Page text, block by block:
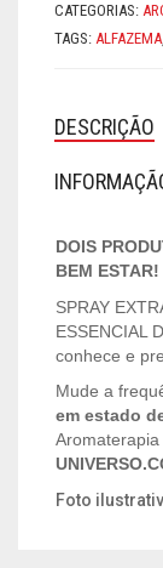
CATEGORIAS:
TAGS: ALFAZEMA,
DESCRIÇÃO
DOIS
BEM ESTAR!
SPRAY
ESSENCIAL
conhece e
Mude a
em estado
Foto